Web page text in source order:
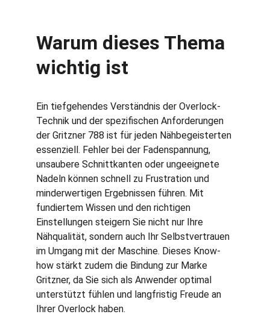
Warum dieses Thema
wichtig ist
Ein tiefgehendes Verständnis der Overlock-
Technik und der spezifischen Anforderungen
der Gritzner 788 ist für jeden Nähbegeisterten
essenziell. Fehler bei der Fadenspannung,
unsaubere Schnittkanten oder ungeeignete
Nadeln können schnell zu Frustration und
minderwertigen Ergebnissen führen. Mit
fundiertem Wissen und den richtigen
Einstellungen steigern Sie nicht nur Ihre
Nähqualität, sondern auch Ihr Selbstvertrauen
im Umgang mit der Maschine. Dieses Know-
how stärkt zudem die Bindung zur Marke
Gritzner, da Sie sich als Anwender optimal
unterstützt fühlen und langfristig Freude an
Ihrer Overlock haben.